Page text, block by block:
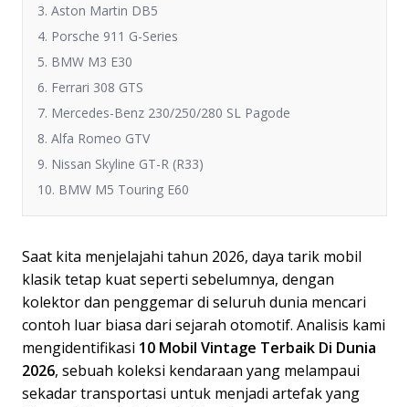
3. Aston Martin DB5
4. Porsche 911 G-Series
5. BMW M3 E30
6. Ferrari 308 GTS
7. Mercedes-Benz 230/250/280 SL Pagode
8. Alfa Romeo GTV
9. Nissan Skyline GT-R (R33)
10. BMW M5 Touring E60
Saat kita menjelajahi tahun 2026, daya tarik mobil
klasik tetap kuat seperti sebelumnya, dengan
kolektor dan penggemar di seluruh dunia mencari
contoh luar biasa dari sejarah otomotif. Analisis kami
mengidentifikasi 10 Mobil Vintage Terbaik Di Dunia
2026, sebuah koleksi kendaraan yang melampaui
sekadar transportasi untuk menjadi artefak yang